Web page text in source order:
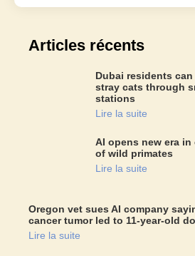
Articles récents
Dubai residents
stray cats through
stations
Lire la suite
AI opens new era
of wild primates
Lire la suite
Oregon vet sues AI company
cancer tumor led to 11-year-old
Lire la suite